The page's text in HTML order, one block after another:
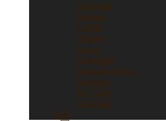
Vedi tutti
Bulgari
Cartier
Tiffany
Gucci
Pomellato
Pasquale Bruni
Damiani
Re Carlo
Vedi tutti
Sold